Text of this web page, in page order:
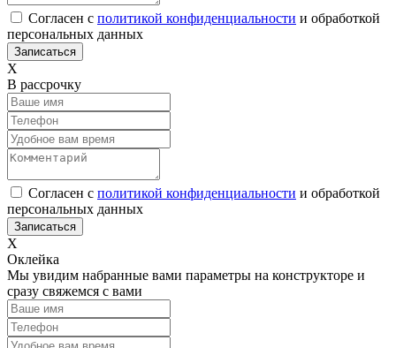
Согласен с политикой конфиденциальности и обработкой
персональных данных
Х
В рассрочку
Согласен с политикой конфиденциальности и обработкой
персональных данных
Х
Оклейка
Мы увидим набранные вами параметры на конструкторе и
сразу свяжемся с вами